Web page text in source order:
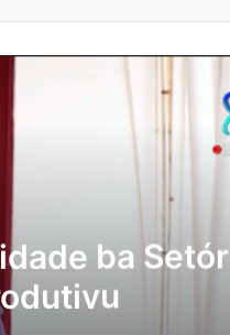
ba Setór